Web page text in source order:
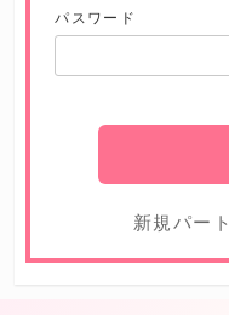
パスワード
新規パー